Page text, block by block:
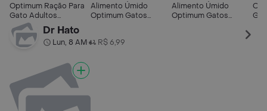
Optimum Ração Para
Gato Adultos
Castrados Sabor
Carne 3 Kg
Alimento Úmido
Optimum Gatos
Selecionados 85g
Alimento Úmido
Optimum Gatos
Dr Hato
Lun, 8 AM• R$ 6,99